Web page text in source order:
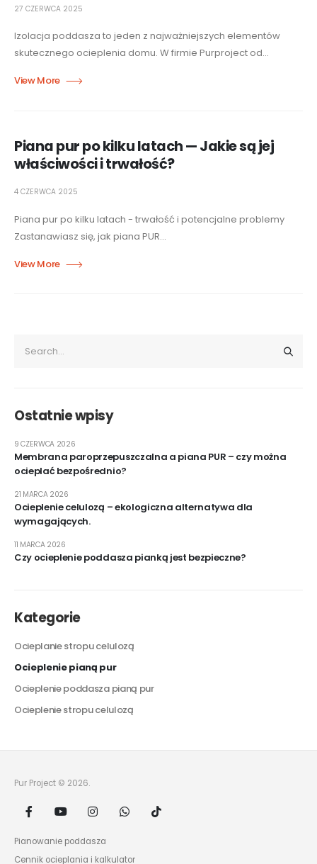
27 CZERWCA 2025
Izolacja poddasza to jeden z najważniejszych elementów
skutecznego ocieplenia domu. W firmie Purproject od...
Piana pur po kilku latach — Jakie są jej
właściwości i trwałość?
4 CZERWCA 2025
Piana pur po kilku latach - trwałość i potencjalne problemy
Zastanawiasz się, jak piana PUR...
Ostatnie wpisy
Membrana paroprzepuszczalna a piana PUR – czy można
ocieplać bezpośrednio?
9 CZERWCA 2026
Ocieplenie celulozą – ekologiczna alternatywa dla
wymagających.
21 MARCA 2026
Czy ocieplenie poddasza pianką jest bezpieczne?
11 MARCA 2026
Kategorie
Ocieplanie stropu celulozą
Ocieplenie pianą pur
Ocieplenie poddasza pianą pur
Ocieplenie stropu celulozą
Pur Project © 2026.
Pianowanie poddasza
Cennik ocieplania i kalkulator